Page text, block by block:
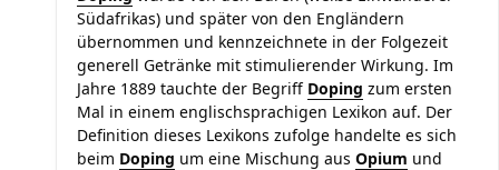
Südafrikas) und später von den Engländern
übernommen und kennzeichnete in der Folgezeit
generell Getränke mit stimulierender Wirkung. Im
Jahre 1889 tauchte der Begriff Doping zum ersten
Mal in einem englischsprachigen Lexikon auf. Der
Definition dieses Lexikons zufolge handelte es sich
beim Doping um eine Mischung aus Opium und